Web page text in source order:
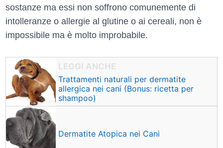
sostanze ma essi non soffrono comunemente di
intolleranze o allergie al glutine o ai cereali, non è
impossibile ma è molto improbabile.
Trattamenti naturali per dermatite
allergica nei cani (Bonus: ricetta per
shampoo)
Dermatite Atopica nei Cani